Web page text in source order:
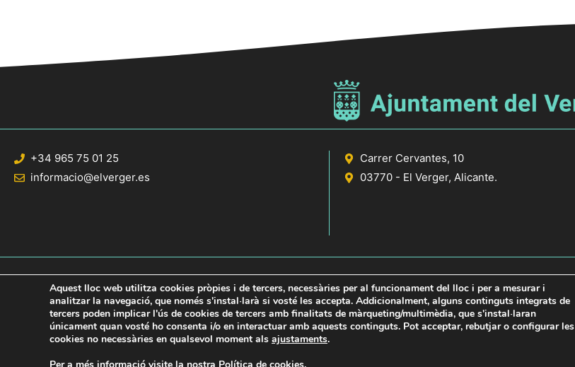
+34 965 75 01 25
informacio@elverger.es
Carrer Cervantes, 10
03770 - El Verger, Alicante.
© 2020 Web desarrollada por el Servicio de Informática de Diputación de Alicante
Aquest lloc web utilitza cookies pròpies i de tercers, necessàries per al funcionament del lloc i per a mesurar i
analitzar la navegació, que només s'instal·larà si vosté les accepta. Addicionalment, alguns continguts integrats de
tercers poden implicar l'ús de cookies de tercers amb finalitats de màrqueting/multimèdia, que s'instal·laran
únicament quan vosté ho consenta i/o en interactuar amb aquests continguts. Pot acceptar, rebutjar o configurar les
cookies no necessàries en qualsevol moment als ajustaments.